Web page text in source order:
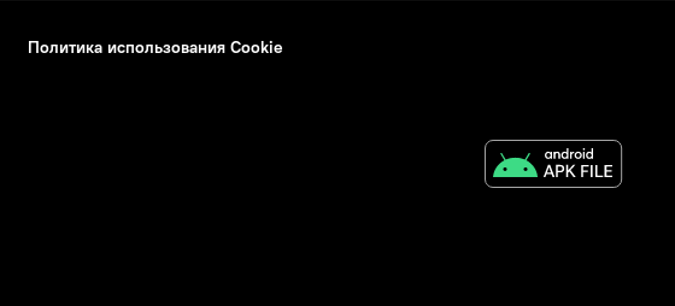
Политика использования Cookie